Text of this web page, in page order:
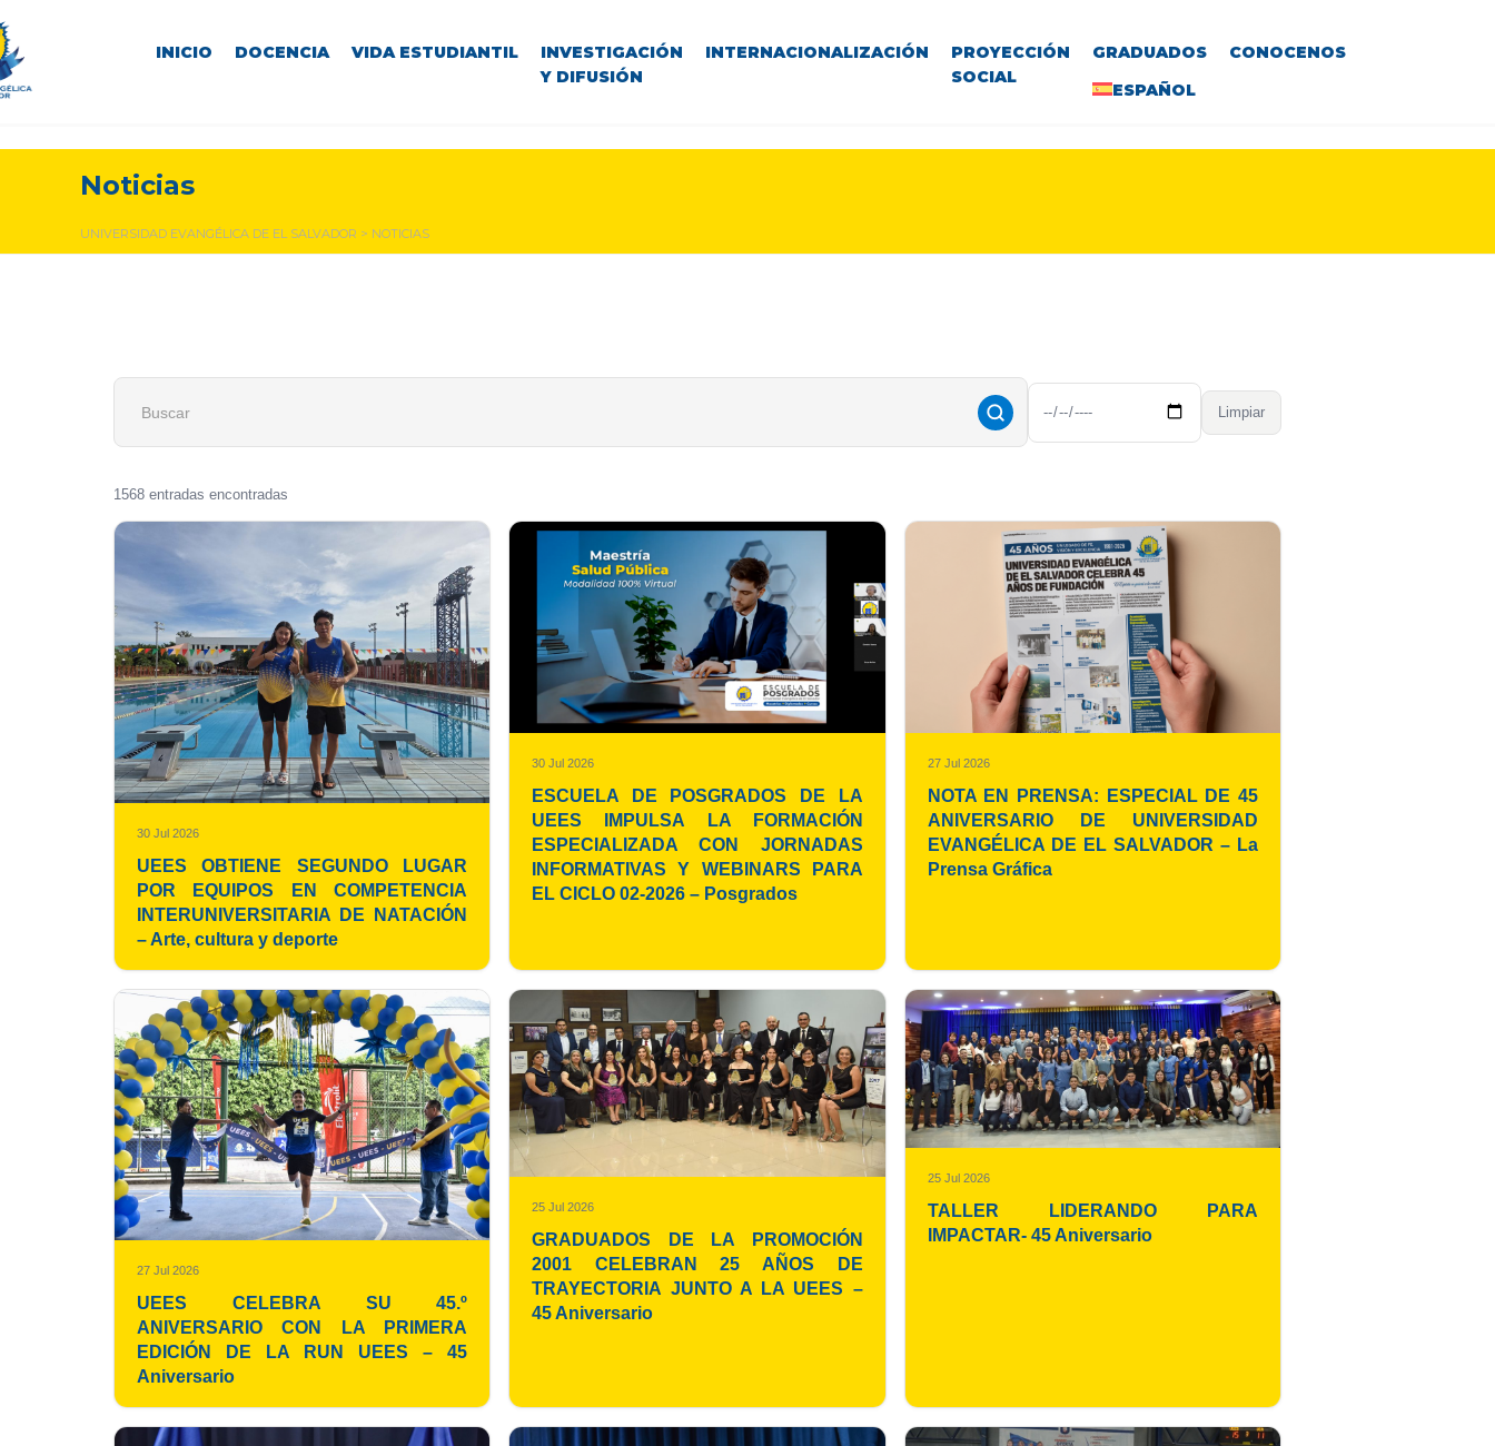
INICIO DOCENCIA VIDA ESTUDIANTIL
INVESTIGACIÓN
Y DIFUSIÓN
INTERNACIONALIZACIÓN
PROYECCIÓN
SOCIAL
GRADUADOS
CONOCENOS
ESPAÑOL
Noticias
UNIVERSIDAD EVANGÉLICA DE EL SALVADOR > NOTICIAS
Limpiar
1568 entradas encontradas
30 Jul 2026
UEES OBTIENE SEGUNDO LUGAR
POR EQUIPOS EN COMPETENCIA
INTERUNIVERSITARIA DE NATACIÓN
– Arte, cultura y deporte
30 Jul 2026
ESCUELA DE POSGRADOS DE LA
UEES IMPULSA LA FORMACIÓN
ESPECIALIZADA CON JORNADAS
INFORMATIVAS Y WEBINARS PARA
EL CICLO 02-2026 – Posgrados
27 Jul 2026
NOTA EN PRENSA: ESPECIAL DE 45
ANIVERSARIO DE UNIVERSIDAD
EVANGÉLICA DE EL SALVADOR – La
Prensa Gráfica
27 Jul 2026
UEES CELEBRA SU 45.º
ANIVERSARIO CON LA PRIMERA
EDICIÓN DE LA RUN UEES – 45
Aniversario
25 Jul 2026
GRADUADOS DE LA PROMOCIÓN
2001 CELEBRAN 25 AÑOS DE
TRAYECTORIA JUNTO A LA UEES –
45 Aniversario
25 Jul 2026
TALLER LIDERANDO PARA
IMPACTAR- 45 Aniversario